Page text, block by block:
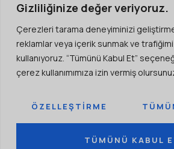
Gizliliğinize değer veriyoruz.
Çerezleri tarama deneyiminizi
reklamlar veya içerik sunmak ve
kullanıyoruz. “Tümünü Kabul Et”
çerez kullanımımıza izin vermiş
ÖZELLEŞTIRME
TÜMÜNÜ KABUL
KURUMSAL
İnsanlık
Müşterimiz Olun
AR-GE
Ar-Ge
Ekolojik
ISO